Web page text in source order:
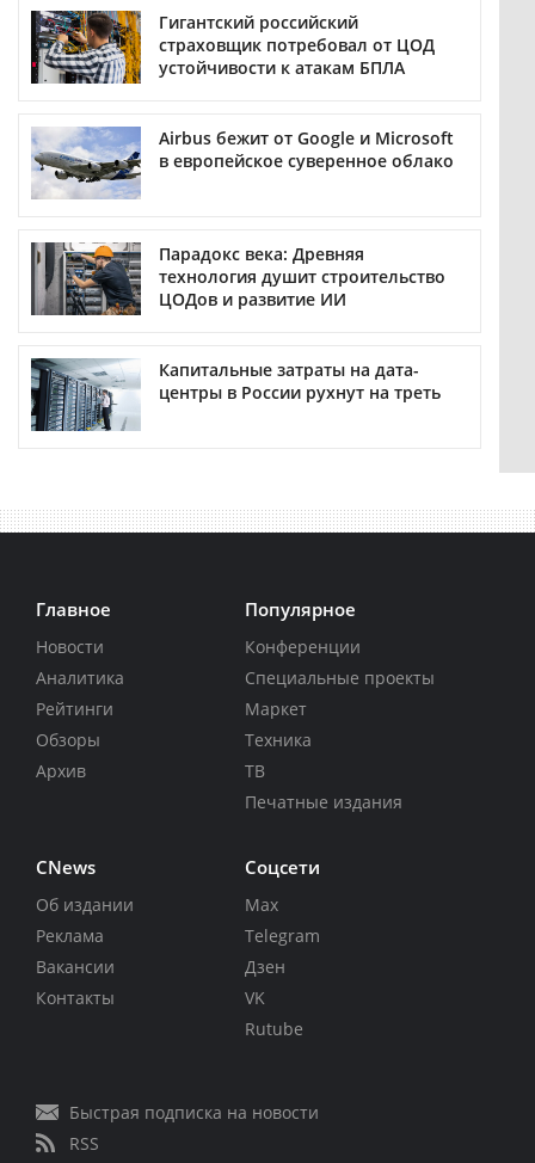
Гигантский российский
страховщик потребовал от ЦОД
устойчивости к атакам БПЛА
Airbus бежит от Google и Microsoft
в европейское суверенное облако
Парадокс века: Древняя
технология душит строительство
ЦОДов и развитие ИИ
Капитальные затраты на дата-
центры в России рухнут на треть
Главное
Новости
Аналитика
Рейтинги
Обзоры
Архив
Популярное
Конференции
Специальные проекты
Маркет
Техника
ТВ
Печатные издания
CNews
Об издании
Реклама
Вакансии
Контакты
Соцсети
Max
Telegram
Дзен
VK
Rutube
Быстрая подписка на новости
RSS